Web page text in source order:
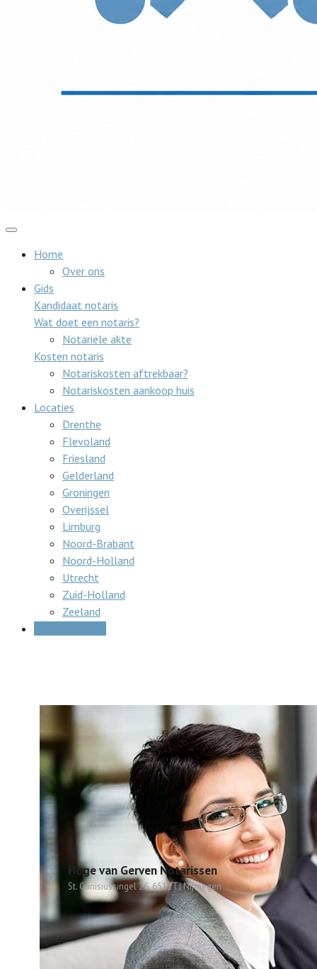
Home
Over ons
Gids
Kandidaat notaris
Wat doet een notaris?
Notariële akte
Kosten notaris
Notariskosten aftrekbaar?
Notariskosten aankoop huis
Locaties
Drenthe
Flevoland
Friesland
Gelderland
Groningen
Overijssel
Limburg
Noord-Brabant
Noord-Holland
Utrecht
Zuid-Holland
Zeeland
Hoge van Gerven Notarissen
St. Canisiussingel 26, 6511TJ Nijmegen